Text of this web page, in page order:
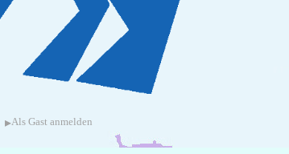
▸Als Gast anmelden